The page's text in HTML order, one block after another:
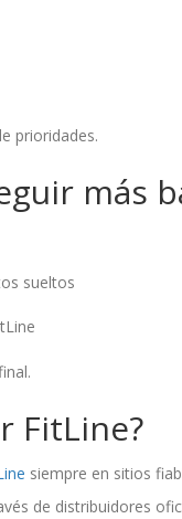
prioridades.
más
sueltos
FitLine?
siempre en sitios
de distribuidores